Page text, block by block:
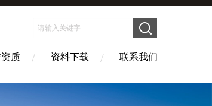
质 资料下载 联系我们